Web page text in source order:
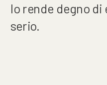
lo rende degno di
serio.